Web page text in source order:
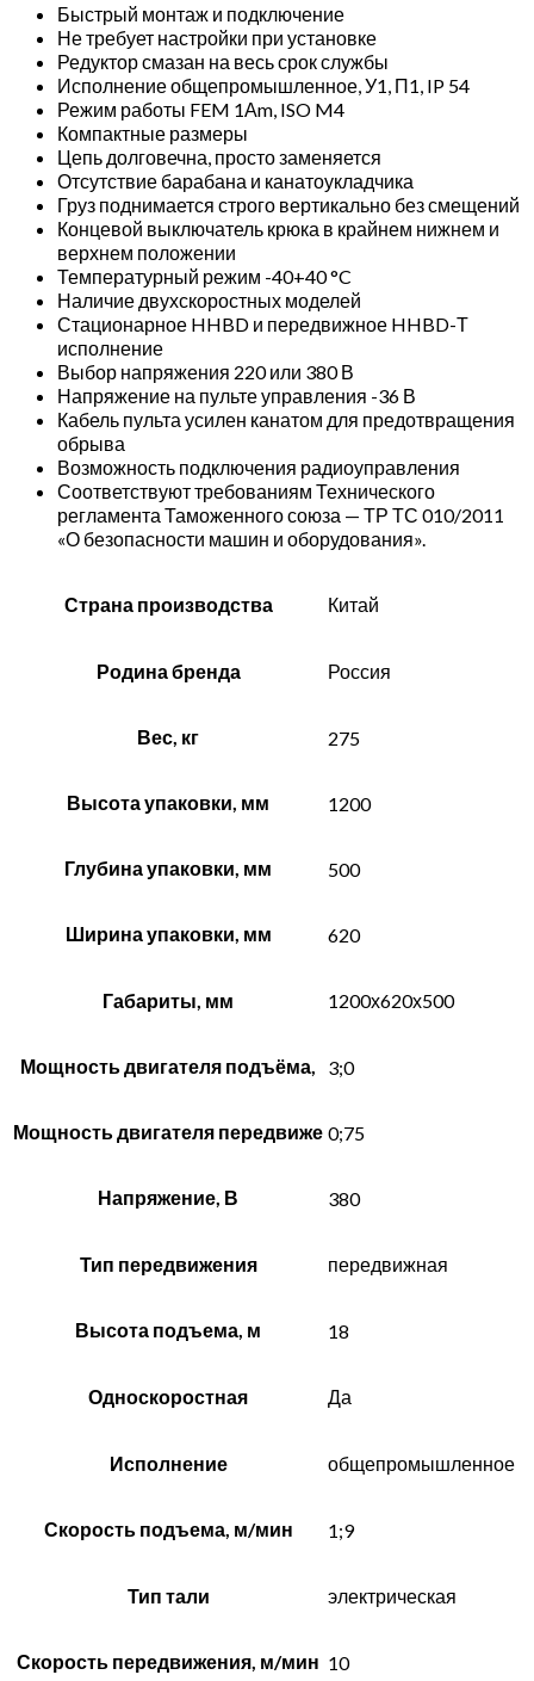
м
380В
(серия
G)
Быстрый монтаж и подключение
Не требует настройки при установке
Редуктор смазан на весь срок службы
Исполнение общепромышленное, У1, П1, IP 54
Режим работы FEM 1Аm, ISO M4
Компактные размеры
Цепь долговечна, просто заменяется
Отсутствие барабана и канатоукладчика
Груз поднимается строго вертикально без смещений
Концевой выключатель крюка в крайнем нижнем и
верхнем положении
Температурный режим -40+40 °C
Наличие двухскоростных моделей
Стационарное HHBD и передвижное HHBD-Т
исполнение
Выбор напряжения 220 или 380 В
Напряжение на пульте управления -36 В
Кабель пульта усилен канатом для предотвращения
обрыва
Возможность подключения радиоуправления
Соответствуют требованиям Технического
регламента Таможенного союза — ТР ТС 010/2011
«О безопасности машин и оборудования».
Страна производства Китай
Родина бренда Россия
Вес, кг 275
Высота упаковки, мм 1200
Глубина упаковки, мм 500
Ширина упаковки, мм 620
Габариты, мм 1200х620х500
Мощность двигателя подъёма, 3;0
Мощность двигателя передвиже 0;75
Напряжение, В 380
Тип передвижения передвижная
Высота подъема, м 18
Односкоростная Да
Исполнение общепромышленное
Скорость подъема, м/мин 1;9
Тип тали электрическая
Скорость передвижения, м/мин 10